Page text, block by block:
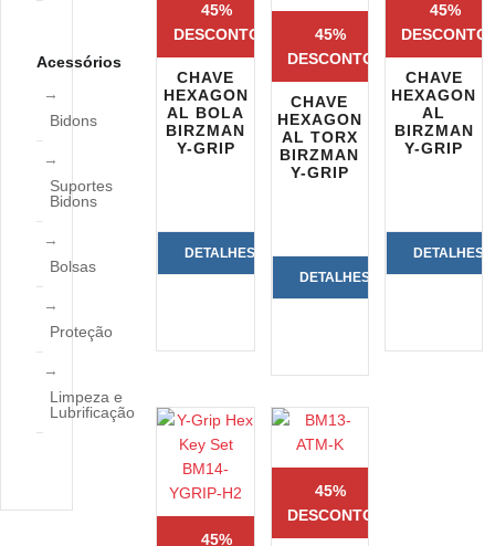
45%
DESCONTO
CHAVE
HEXAGON
AL BOLA
BIRZMAN
Y-GRIP
DETALHES
45%
DESCONTO
CHAVE
HEXAGON
AL TORX
BIRZMAN
Y-GRIP
DETALHES
45%
DESCONTO
CHAVE
HEXAGON
AL
BIRZMAN
Y-GRIP
DETALHES
45%
45%
DESCONTO
Acessórios
Bidons
Suportes
Bidons
Bolsas
Proteção
Limpeza e
Lubrificação